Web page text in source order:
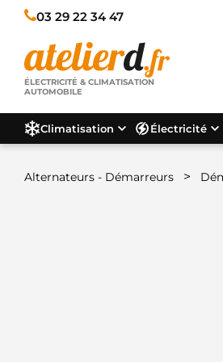
03 29 22 34 47
ÉLECTRICITÉ & CLIMATISATION
AUTOMOBILE
Climatisation Électricité
Alternateurs - Démarreurs >